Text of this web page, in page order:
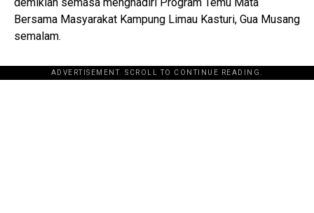
Bersama Masyarakat Kampung Limau Kasturi, Gua Musang
semalam.
ADVERTISEMENT. SCROLL TO CONTINUE READING.